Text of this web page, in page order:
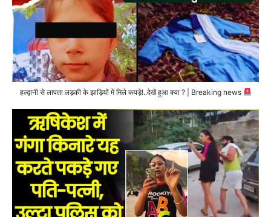
हल्द्वानी से लापता लड़की के झाड़ियों में मिले कपड़े!..देखें हुआ क्या ? | Breaking news